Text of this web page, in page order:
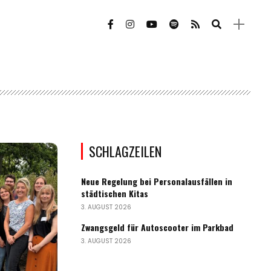
SCHLAGZEILEN
Neue Regelung bei Personalausfällen in
städtischen Kitas
3. AUGUST 2026
Zwangsgeld für Autoscooter im Parkbad
3. AUGUST 2026